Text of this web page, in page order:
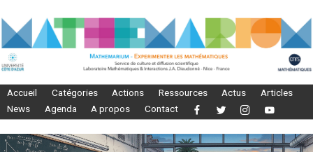
Accueil Catégories Actions Ressources Actus
Articles
News
Agenda A propos Contact